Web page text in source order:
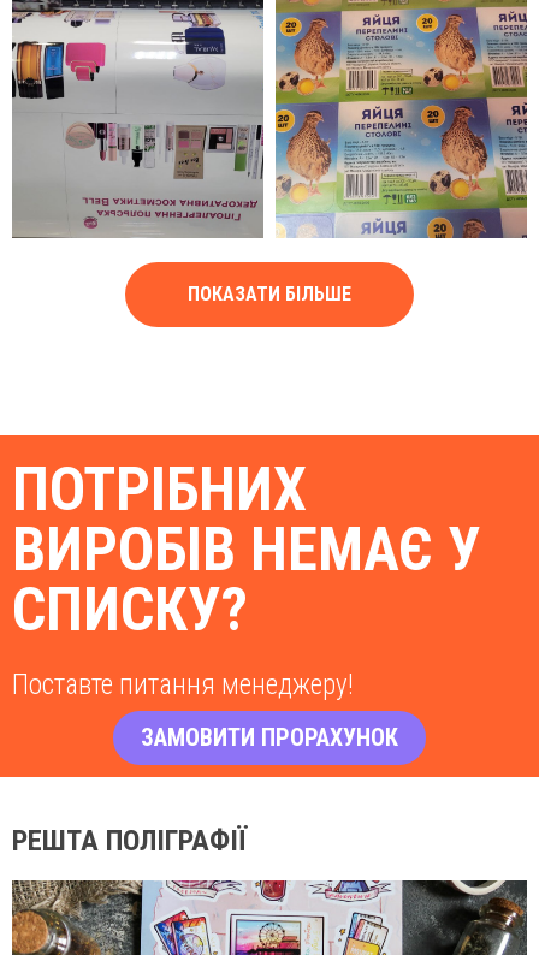
ПОКАЗАТИ БІЛЬШЕ
ПОТРІБНИХ
ВИРОБІВ НЕМАЄ У
СПИСКУ?
Поставте питання менеджеру!
ЗАМОВИТИ ПРОРАХУНОК
РЕШТА ПОЛІГРАФІЇ